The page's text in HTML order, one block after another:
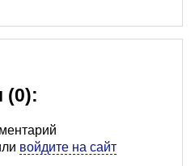
(0):
войдите на сайт